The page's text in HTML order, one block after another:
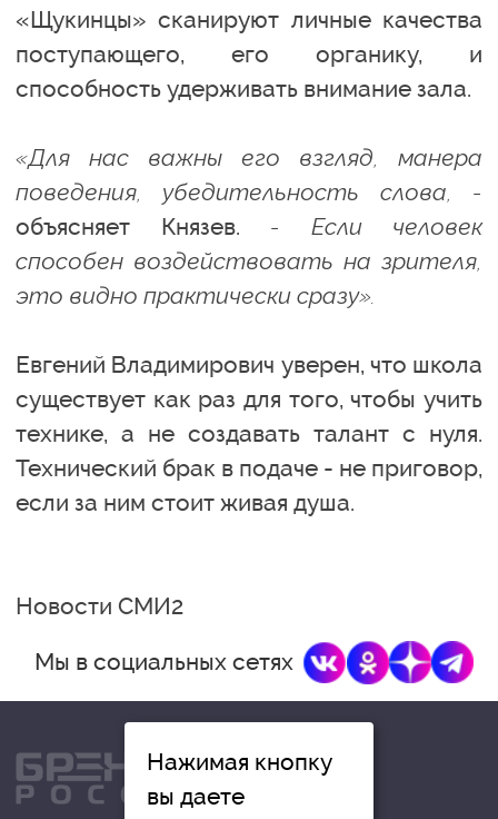
«Щукинцы» сканируют личные качества
поступающего, его органику, и
способность удерживать внимание зала.
«Для нас важны его взгляд, манера
поведения, убедительность слова, -
объясняет Князев. - Если человек
способен воздействовать на зрителя,
это видно практически сразу».
Евгений Владимирович уверен, что школа
существует как раз для того, чтобы учить
технике, а не создавать талант с нуля.
Технический брак в подаче - не приговор,
если за ним стоит живая душа.
Новости СМИ2
Мы в социальных сетях
Нажимая кнопку
вы даете